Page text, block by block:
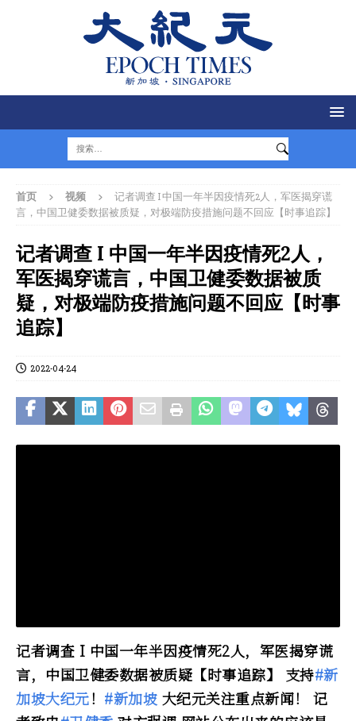
首页 视频
记者调查 I 中国一年半因疫情死2人，军医揭穿谎
言，中国卫健委数据被质疑，对极端防疫措施问题不回应【时事追踪】
记者调查 I 中国一年半因疫情死2人，
军医揭穿谎言，中国卫健委数据被质
疑，对极端防疫措施问题不回应【时事
追踪】
2022-04-24
记者调查 I 中国一年半因疫情死2人，军医揭穿谎
言，中国卫健委数据被质疑【时事追踪】 支持#新
加坡大纪元！ #新加坡 大纪元关注重点新闻！ 记